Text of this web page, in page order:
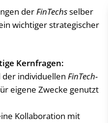
derFinTechsselber
wichtiger strategischer
Kernfragen:
der individuellen FinTech-
eigene Zwecke genutzt
Kollaboration mit